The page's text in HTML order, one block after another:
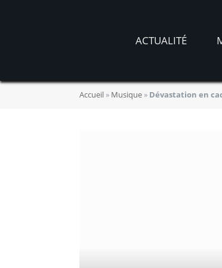
ACTUALITÉ
Accueil » Musique » Dévastation en